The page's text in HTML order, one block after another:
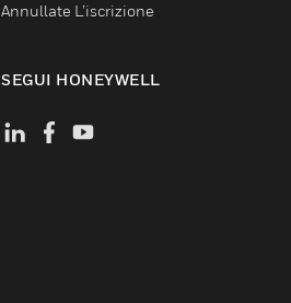
Annullate L’iscrizione
SEGUI HONEYWELL